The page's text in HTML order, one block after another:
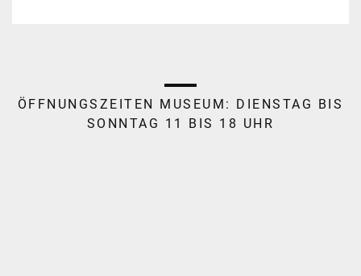
ÖFFNUNGSZEITEN MUSEUM: DIENSTAG BIS
SONNTAG 11 BIS 18 UHR